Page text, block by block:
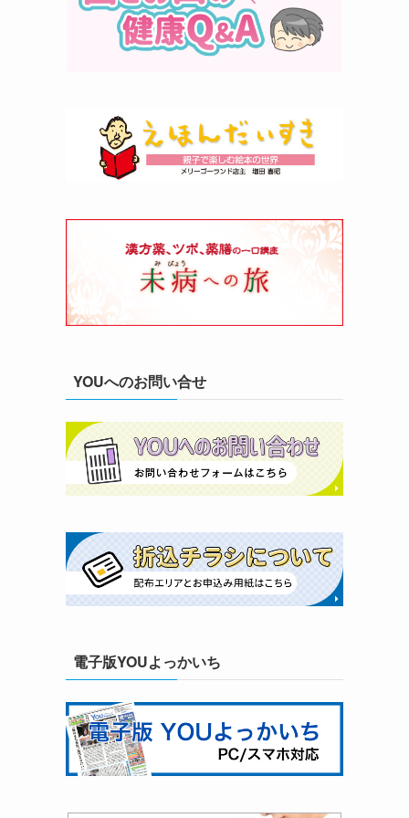
YOUへのお問い合せ
電子版YOUよっかいち